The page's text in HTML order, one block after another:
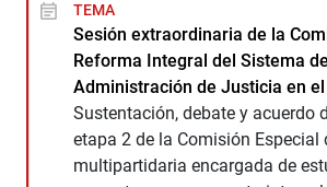
TEMA
Sesión extraordinaria de la
Reforma Integral del Sistema de
Administración de Justicia en el
Sustentación, debate y acuerdo
etapa 2 de la Comisión Especial
multipartidaria encargada de